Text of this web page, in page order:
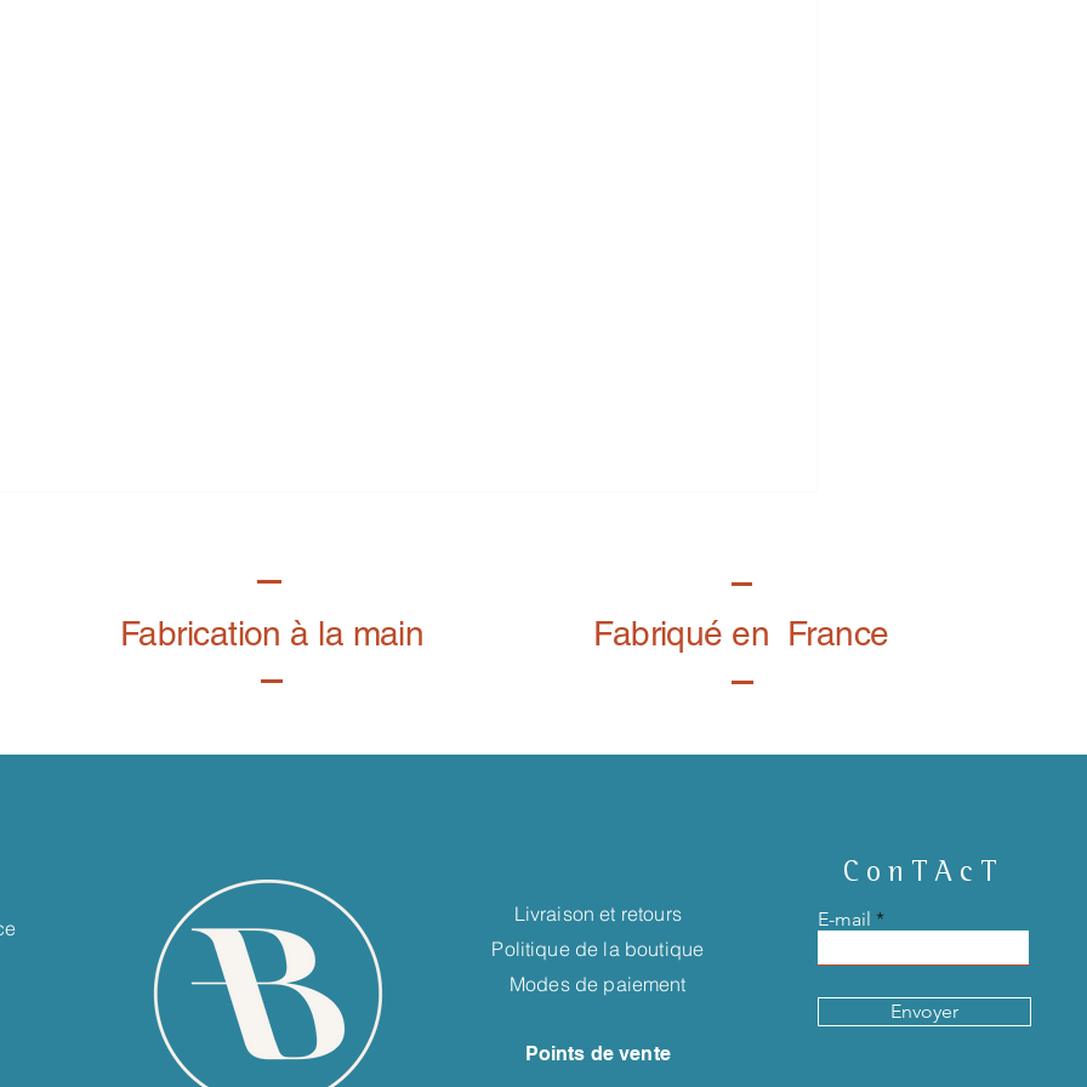
Fabrication à la main Fabriqué en France
Livraison et retours
Politique de la boutique
Modes de paiement
Points de vente
ConTAcT
E-mail
Envoyer